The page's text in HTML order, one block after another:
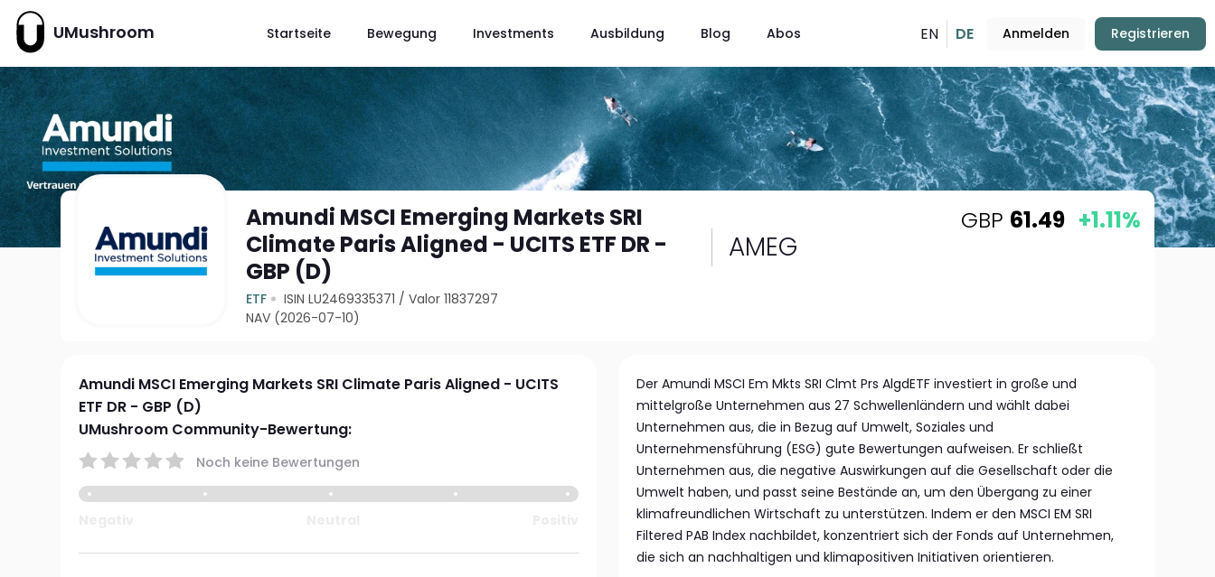
UMushroom Startseite Bewegung Investments Ausbildung Blog Abos EN DE Anmelden Registrieren
Amundi MSCI Emerging Markets SRI
Climate Paris Aligned - UCITS ETF DR -
GBP (D)
AMEG
ETF ISIN LU2469335371 /Valor 11837297
NAV (2026-07-10)
GBP 61.49 +1.11%
Amundi MSCI Emerging Markets SRI Climate Paris Aligned - UCITS
ETF DR - GBP (D)
UMushroom Community-Bewertung:
Noch keine Bewertungen
Der Amundi MSCI Em Mkts SRI Clmt Prs AlgdETF investiert in große und
mittelgroße Unternehmen aus 27 Schwellenländern und wählt dabei
Unternehmen aus, die in Bezug auf Umwelt, Soziales und
Unternehmensführung (ESG) gute Bewertungen aufweisen. Er schließt
Unternehmen aus, die negative Auswirkungen auf die Gesellschaft oder die
Umwelt haben, und passt seine Bestände an, um den Übergang zu einer
klimafreundlichen Wirtschaft zu unterstützen. Indem er den MSCI EM SRI
Filtered PAB Index nachbildet, konzentriert sich der Fonds auf Unternehmen,
die sich an nachhaltigen und klimapositiven Initiativen orientieren.